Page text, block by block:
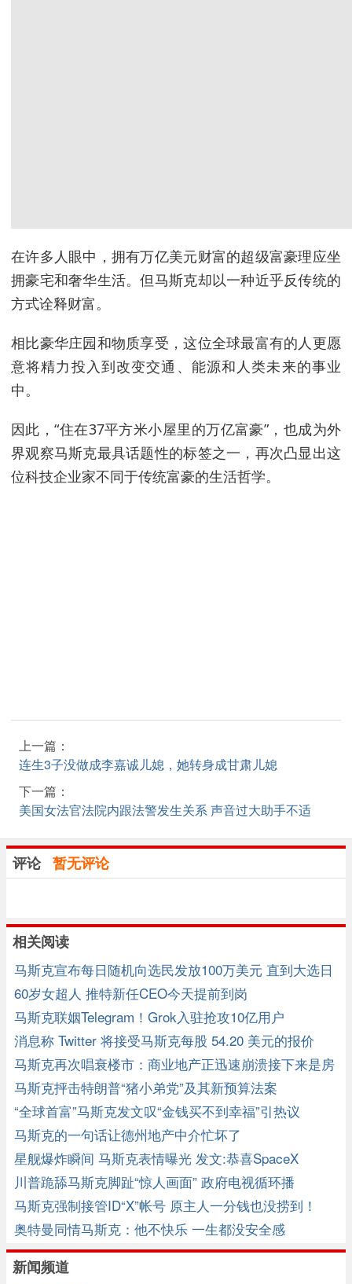
在许多人眼中，拥有万亿美元财富的超级富豪理应坐
拥豪宅和奢华生活。但马斯克却以一种近乎反传统的
方式诠释财富。
相比豪华庄园和物质享受，这位全球最富有的人更愿
意将精力投入到改变交通、能源和人类未来的事业
中。
因此，“住在37平方米小屋里的万亿富豪”，也成为外
界观察马斯克最具话题性的标签之一，再次凸显出这
位科技企业家不同于传统富豪的生活哲学。
上一篇：
连生3子没做成李嘉诚儿媳，她转身成甘肃儿媳
下一篇：
美国女法官法院内跟法警发生关系 声音过大助手不适
评论 暂无评论
相关阅读
马斯克宣布每日随机向选民发放100万美元 直到大选日
60岁女超人 推特新任CEO今天提前到岗
马斯克联姻Telegram！Grok入驻抢攻10亿用户
消息称 Twitter 将接受马斯克每股 54.20 美元的报价
马斯克再次唱衰楼市：商业地产正迅速崩溃接下来是房
价
马斯克抨击特朗普“猪小弟党”及其新预算法案
“全球首富”马斯克发文叹“金钱买不到幸福”引热议
马斯克的一句话让德州地产中介忙坏了
星舰爆炸瞬间 马斯克表情曝光 发文:恭喜SpaceX
川普跪舔马斯克脚趾“惊人画面” 政府电视循环播
马斯克强制接管ID“X”帐号 原主人一分钱也没捞到！
奥特曼同情马斯克：他不快乐 一生都没安全感
新闻频道